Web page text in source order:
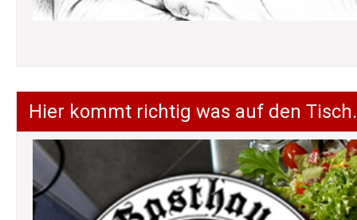
Hier kommt richtig was auf den Tisch.